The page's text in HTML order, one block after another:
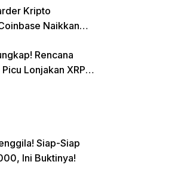
Kripto
Naikkan
Rencana
Lonjakan XRP
Siap-Siap
Ini Buktinya!